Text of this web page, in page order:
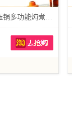
赠运费险！大容量微压锅多功能炖煮南瓜锅